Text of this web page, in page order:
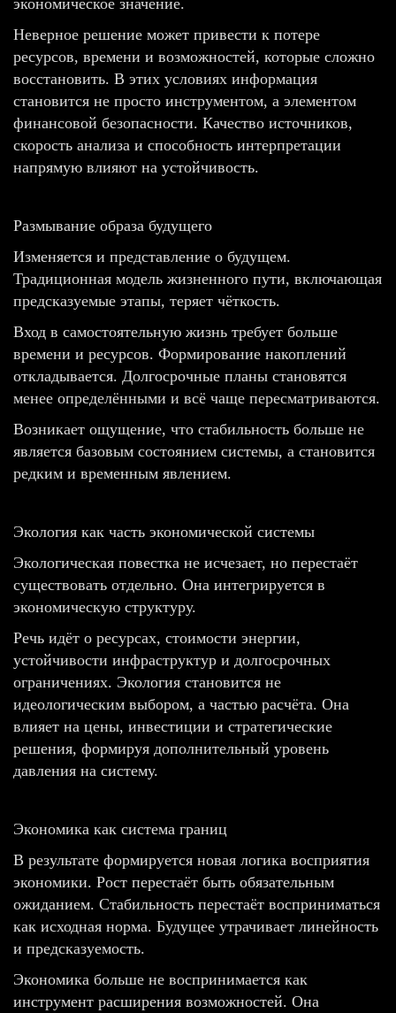
Неверное решение может привести к потере
ресурсов, времени и возможностей, которые сложно
восстановить. В этих условиях информация
становится не просто инструментом, а элементом
финансовой безопасности. Качество источников,
скорость анализа и способность интерпретации
напрямую влияют на устойчивость.
Размывание образа будущего
Изменяется и представление о будущем.
Традиционная модель жизненного пути, включающая
предсказуемые этапы, теряет чёткость.
Вход в самостоятельную жизнь требует больше
времени и ресурсов. Формирование накоплений
откладывается. Долгосрочные планы становятся
менее определёнными и всё чаще пересматриваются.
Возникает ощущение, что стабильность больше не
является базовым состоянием системы, а становится
редким и временным явлением.
Экология как часть экономической системы
Экологическая повестка не исчезает, но перестаёт
существовать отдельно. Она интегрируется в
экономическую структуру.
Речь идёт о ресурсах, стоимости энергии,
устойчивости инфраструктур и долгосрочных
ограничениях. Экология становится не
идеологическим выбором, а частью расчёта. Она
влияет на цены, инвестиции и стратегические
решения, формируя дополнительный уровень
давления на систему.
Экономика как система границ
В результате формируется новая логика восприятия
экономики. Рост перестаёт быть обязательным
ожиданием. Стабильность перестаёт восприниматься
как исходная норма. Будущее утрачивает линейность
и предсказуемость.
Экономика больше не воспринимается как
инструмент расширения возможностей. Она